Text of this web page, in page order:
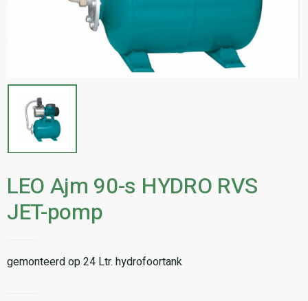
LEO Ajm 90-s HYDRO RVS
JET-pomp
gemonteerd op 24 Ltr. hydrofoortank